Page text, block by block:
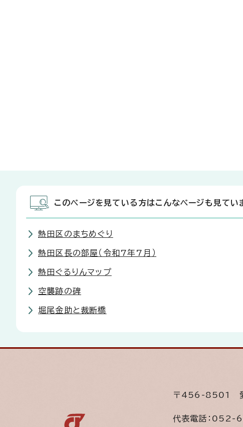
このページを見ている方はこんなページも見てい
熱田区のまちめぐり
熱田区長の部屋（令和7年7月）
熱田ぐるりんマップ
空襲跡の碑
堀尾金助と裁断橋
〒456-8501
代表電話： 052-